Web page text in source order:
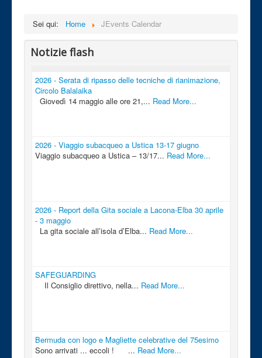
Sei qui: Home JEvents Calendar
Notizie flash
2026 - Serata di ripasso delle tecniche di rianimazione,
Circolo Balalaika
Giovedì 14 maggio alle ore 21,... Read More...
2026 - Viaggio subacqueo a Ustica 13-17 giugno
Viaggio subacqueo a Ustica – 13/17... Read More...
2026 - Report della Gita sociale a Lacona-Elba 30 aprile
- 3 maggio
La gita sociale all’isola d’Elba... Read More...
SAFEGUARDING
Il Consiglio direttivo, nella... Read More...
Bermuda con logo e Magliette celebrative del 75esimo
Sono arrivati ... eccoli ! ... Read More...